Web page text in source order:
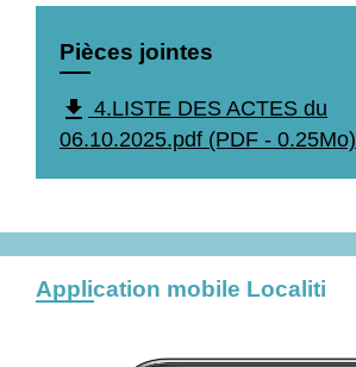
Pièces jointes
file_download 4.LISTE DES ACTES du
06.10.2025.pdf (PDF - 0.25Mo)
Application mobile Localiti